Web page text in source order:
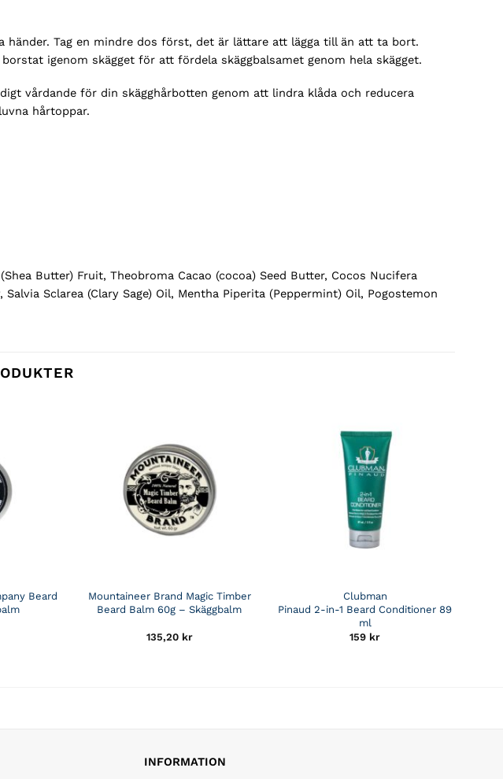
Tag en mindre dos först, det är lättare att lägga till än att ta bort.
igenom skägget för att fördela skäggbalsamet genom hela skägget.
vårdande för din skägghårbotten genom att lindra klåda och reducera
hårtoppar.
Butter) Fruit, Theobroma Cacao (cocoa) Seed Butter, Cocos Nucifera
Sclarea (Clary Sage) Oil, Mentha Piperita (Peppermint) Oil, Pogostemon
Beard
Mountaineer Brand Magic Timber
Beard Balm 60g – Skäggbalm
135,20 kr
Clubman
Pinaud 2-in-1 Beard Conditioner 89
ml
159 kr
INFORMATION